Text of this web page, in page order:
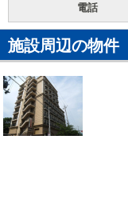
電話
施設周辺の物件